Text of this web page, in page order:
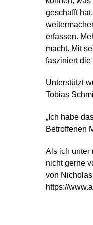
geschafft
erfassen.
macht. Mit
fasziniert die
Unterstützt
Tobias
„Ich habe
Betroffenen
Als ich unter
nicht gerne
von
https://